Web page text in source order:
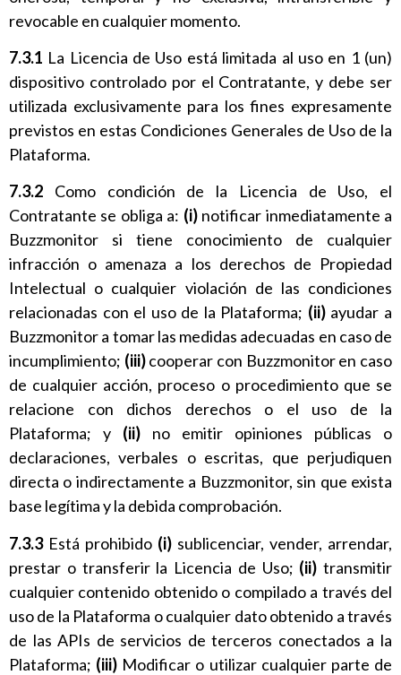
revocable en cualquier momento.
7.3.1 La Licencia de Uso está limitada al uso en 1 (un)
dispositivo controlado por el Contratante, y debe ser
utilizada exclusivamente para los fines expresamente
previstos en estas Condiciones Generales de Uso de la
Plataforma.
7.3.2 Como condición de la Licencia de Uso, el
Contratante se obliga a: (i) notificar inmediatamente a
Buzzmonitor si tiene conocimiento de cualquier
infracción o amenaza a los derechos de Propiedad
Intelectual o cualquier violación de las condiciones
relacionadas con el uso de la Plataforma; (ii) ayudar a
Buzzmonitor a tomar las medidas adecuadas en caso de
incumplimiento; (iii)cooperar con Buzzmonitor en caso
de cualquier acción, proceso o procedimiento que se
relacione con dichos derechos o el uso de la
Plataforma; y (ii) no emitir opiniones públicas o
declaraciones, verbales o escritas, que perjudiquen
directa o indirectamente a Buzzmonitor, sin que exista
base legítima y la debida comprobación.
7.3.3 Está prohibido (i) sublicenciar, vender, arrendar,
prestar o transferir la Licencia de Uso; (ii) transmitir
cualquier contenido obtenido o compilado a través del
uso de la Plataforma o cualquier dato obtenido a través
de las APIs de servicios de terceros conectados a la
Plataforma; (iii) Modificar o utilizar cualquier parte de